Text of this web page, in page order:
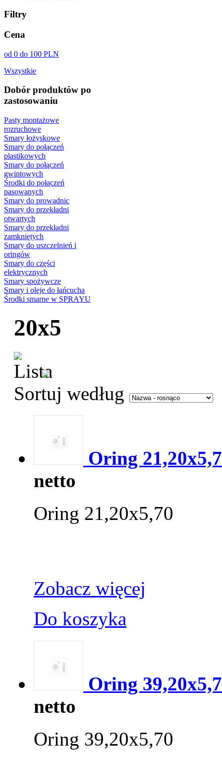
Filtry
Cena
od 0 do 100 PLN
Wszystkie
Dobór produktów po
zastosowaniu
Pasty montażowe
rozruchowe
Smary łożyskowe
Smary do połączeń
plastikowych
Smary do połączeń
gwintowych
Środki do połączeń
pasowanych
Smary do prowadnic
Smary do przekładni
otwartych
Smary do przekładni
zamkniętych
Smary do uszczelnień i
oringów
Smary do części
elektrycznych
Smary spożywcze
Smary i oleje do łańcucha
Środki smarne w SPRAYU
20x5
Sortuj według
Oring
netto
Oring 21,20x5,70
Zobacz więcej
Do koszyka
Oring
netto
Oring 39,20x5,70